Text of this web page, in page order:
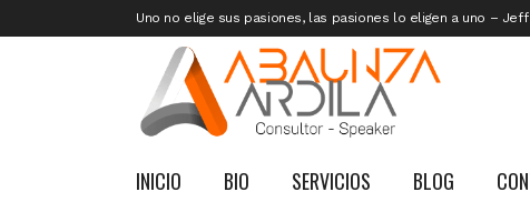
Uno no elige sus pasiones, las pasiones lo eligen a uno –
INICIO BIO SERVICIOS BLOG